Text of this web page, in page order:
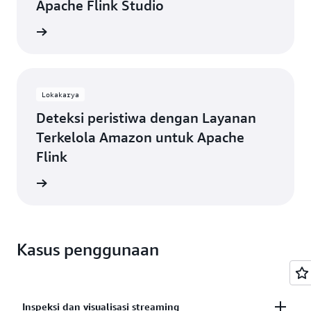
Apache Flink Studio
Lokakarya
Deteksi peristiwa dengan Layanan
Terkelola Amazon untuk Apache
Flink
Kasus penggunaan
Inspeksi dan visualisasi streaming